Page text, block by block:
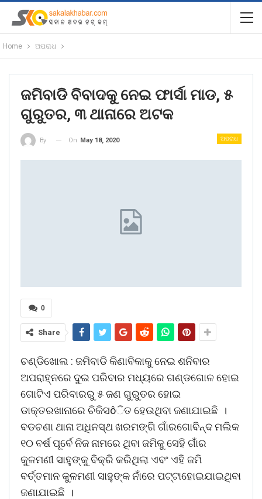
Home ଅପରାଧ
ଜମିବାଡି ବିବାଦକୁ ନେଇ ଫାର୍ସା ମାଡ, ୫
ଗୁରୁତର, ୩ ଥାନାରେ ଅଟକ
ଅପରାଧ
By On May 18, 2020
0
Share
ଚଣ୍ଡିଖୋଲ : ଜମିବାଡି କିଣାବିକାକୁ ନେଇ ଶନିବାର
ଅପରାହ୍ନରେ ଦୁଇ ପରିବାର ମଧ୍ୟରେ ଗଣ୍ଡଗୋଳ ହୋଇ
ଗୋଟିଏ ପରିବାରରୁ ୫ ଜଣ ଗୁରୁତର ହୋଇ
ଡାକ୍ତରଖାନାରେ ଚିକିସôିତ ହେଉଥିବା ଜଣାଯାଇଛି ।
ବଡଚଣା ଥାନା ଅଧିନସ୍ଥ ଖରମଙ୍ଗି ଗାଁରଗୋବିନ୍ଦ ମଲିକ
୧୦ ବର୍ଷ ପୂର୍ବେ ନିଜ ନାମରେ ଥିବା ଜମିକୁ ସେହି ଗାଁର
କୁଳମଣୀ ସାହୁଙ୍କୁ ବିକ୍ରି କରିଥିଲା ଏବଂ ଏହି ଜମି
ବର୍ତ୍ତମାନ କୁଳମଣୀ ସାହୁଙ୍କ ନାଁରେ ପଟ୍ଟାହୋଇଯାଇଥିବା
ଜଣାଯାଇଛି ।